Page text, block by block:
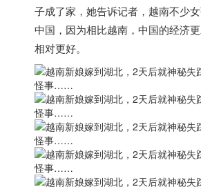
子成了家，她告诉记者， 越南不少
中国，因为相比越南 ，中国的经济
相对更好。